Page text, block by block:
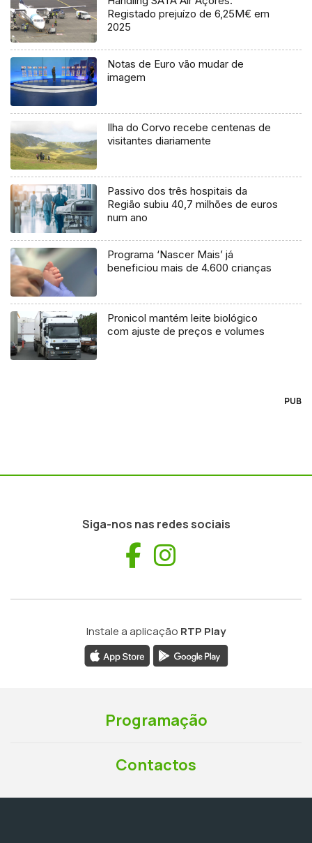
Registado prejuízo de 6,25M€ em
2025
Notas de Euro vão mudar de
imagem
Ilha do Corvo recebe centenas de
visitantes diariamente
Passivo dos três hospitais da
Região subiu 40,7 milhões de euros
num ano
Programa ‘Nascer Mais’ já
beneficiou mais de 4.600 crianças
Pronicol mantém leite biológico
com ajuste de preços e volumes
PUB
Siga-nos nas redes sociais
Facebook
Instale a aplicação RTP Play
Programação
Contactos